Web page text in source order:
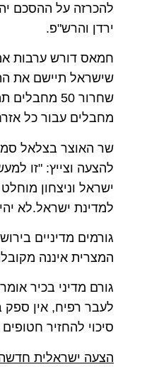
להכרזה על ההסכם
ירדן והרש"פ.
חמאס דורש ערבות
שישראל תיישם את
מחבלים עבור כל
שר האוצר בצלאל
להצעה וצייץ: "זו
ישראל וניצחון
למדינת ישראל.לא
גורמים מדיניים
המצרית איננה
גורם מדיני בכיר
לעבר רפיח, אין
סיכוי להחזיר
הצעה ישראלית